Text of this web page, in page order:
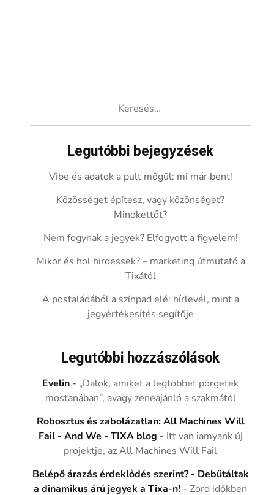
Legutóbbi bejegyzések
Vibe és adatok a pult mögül: mi már bent!
Közösséget építesz, vagy közönséget?
Mindkettőt?
Nem fogynak a jegyek? Elfogyott a figyelem!
Mikor és hol hirdessek? – marketing útmutató a
Tixától
A postaládából a színpad elé: hírlevél, mint a
jegyértékesítés segítője
Legutóbbi hozzászólások
Evelin - „Dalok, amiket a legtöbbet pörgetek
mostanában”, avagy zeneajánló a szakmától
Robosztus és zabolázatlan: All Machines Will
Fail - And We - TIXA blog - Itt van iamyank új
projektje, az All Machines Will Fail
Belépő árazás érdeklődés szerint? - Debütáltak
a dinamikus árú jegyek a Tixa-n! -Zord időkben